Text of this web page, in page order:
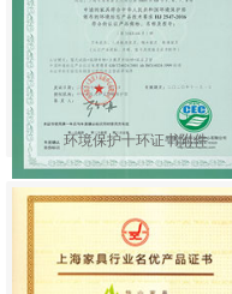
环境保护十环证书附件